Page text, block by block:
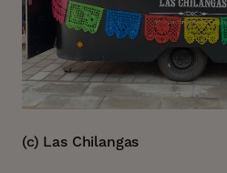
(c) Las Chilangas